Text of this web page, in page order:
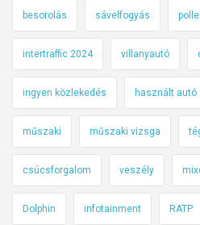
besorolás sávelfogyás
intertraffic 2024 villanyautó
ingyen közlekedés használt autó
műszaki műszaki vizsga
csúcsforgalom veszély
Dolphin infotainment RATP